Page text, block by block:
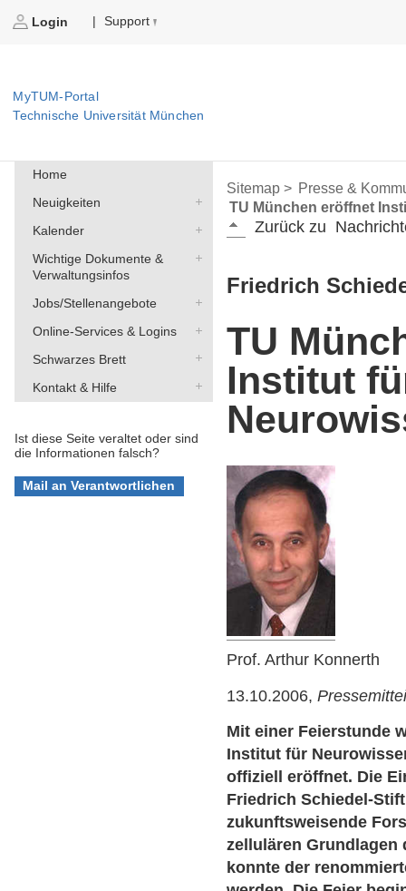
Login | Support
MyTUM-Portal
Technische Universität München
Home
Neuigkeiten
Kalender
Wichtige Dokumente &
Verwaltungsinfos
Jobs/Stellenangebote
Online-Services & Logins
Schwarzes Brett
Kontakt & Hilfe
Ist diese Seite veraltet oder sind
die Informationen falsch?
Sitemap > Presse &
TU München eröffnet
Zurück zu
Friedrich
TU
Institut
Prof. Arthur Konnerth
13.10.2006,
Mit einer Feierstunde
Institut für
offiziell eröffnet. Die
Friedrich Schiedel-
zukunftsweisende
zellulären
konnte der